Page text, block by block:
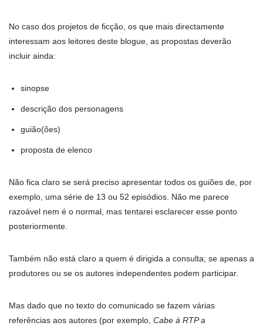
No caso dos projetos de ficção, os que mais directamente
interessam aos leitores deste blogue, as propostas deverão
incluir ainda:
sinopse
descrição dos personagens
guião(ões)
proposta de elenco
Não fica claro se será preciso apresentar todos os guiões de, por
exemplo, uma série de 13 ou 52 episódios. Não me parece
razoável nem é o normal, mas tentarei esclarecer esse ponto
posteriormente.
Também não está claro a quem é dirigida a consulta; se apenas a
produtores ou se os autores independentes podem participar.
Mas dado que no texto do comunicado se fazem várias
referências aos autores (por exemplo, Cabe à RTP a